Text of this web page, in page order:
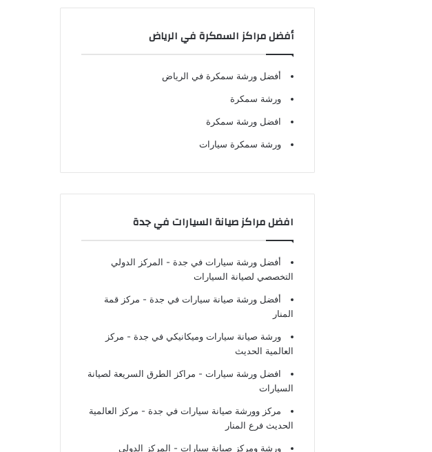
أفضل مراكز السمكرة في الرياض
أفضل ورشة سمكرة في الرياض
ورشة سمكرة
افضل ورشة سمكرة
ورشة سمكرة سيارات
افضل مراكز صيانة السيارات في جدة
أفضل ورشة سيارات في جدة - المركز الدولي
التخصصي لصيانة السيارات
أفضل ورشة صيانة سيارات في جدة - مركز قمة
المنار
ورشة صيانة سيارات وميكانيكي في جدة - مركز
العالمية الحديث
افضل ورشة سيارات - مراكز الطرق السريعة لصيانة
السيارات
مركز وورشة صيانة سيارات في جدة - مركز العالمية
الحديث فرع المنار
ورشة ومركز صيانة سيارات - المركز الدولي